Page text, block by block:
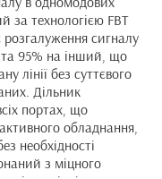
за технологією FBT
розгалуження сигналу
та 95% на інший, що
лінії без суттєвого
Дільник
портах, що
обладнання,
необхідності
з міцного